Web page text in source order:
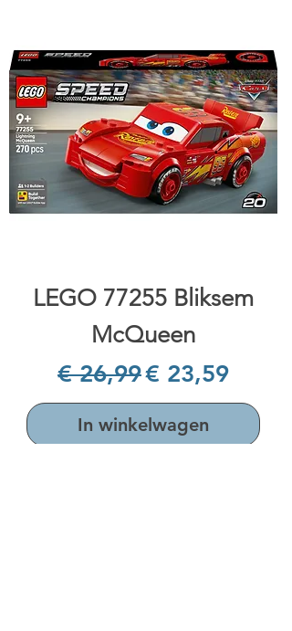
LEGO 77255 Bliksem
McQueen
Normale prijs
€ 26,99Verkoopprijs
€ 23,59
In winkelwagen